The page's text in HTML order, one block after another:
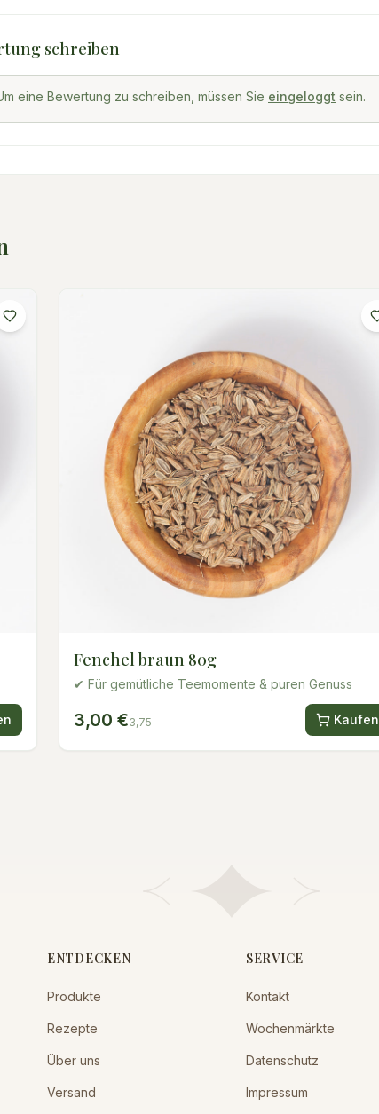
schreiben
eine Bewertung zu schreiben, müssen Sie eingeloggt sein.
Fenchel braun 80g
✔ Für gemütliche Teemomente & puren Genuss
3,00 €3,75 Kaufen
ENTDECKEN
Produkte
Rezepte
Über uns
Versand
SERVICE
Kontakt
Wochenmärkte
Datenschutz
Impressum